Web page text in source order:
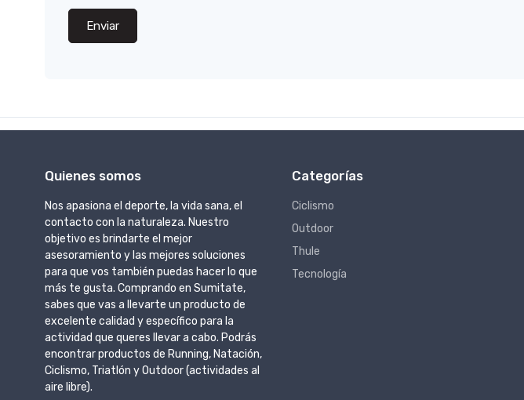
Enviar
Quienes somos
Nos apasiona el deporte, la vida sana, el
contacto con la naturaleza. Nuestro
objetivo es brindarte el mejor
asesoramiento y las mejores soluciones
para que vos también puedas hacer lo que
más te gusta. Comprando en Sumitate,
sabes que vas a llevarte un producto de
excelente calidad y específico para la
actividad que queres llevar a cabo. Podrás
encontrar productos de Running, Natación,
Ciclismo, Triatlón y Outdoor (actividades al
aire libre).
Categorías
Ciclismo
Outdoor
Thule
Tecnología